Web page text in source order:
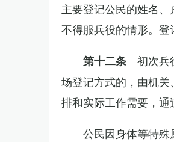
主要登记公民的姓名、
不得服兵役的情形。登
第十二条 初次兵
场登记方式的，由机
排和实际工作需要，通
公民因身体等特